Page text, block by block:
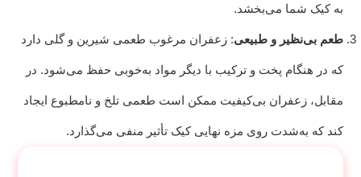
به کیک شما می‌بخشد.
طعم بی‌نظیر و طبیعی: زعفران مرغوب طعمی شیرین و گلی دارد
که در هنگام پخت و ترکیب با دیگر مواد به‌خوبی حفظ می‌شود. در
مقابل، زعفران بی‌کیفیت ممکن است طعمی تلخ و نامطبوع ایجاد
کند که به‌شدت روی مزه نهایی کیک تأثیر منفی می‌گذارد.